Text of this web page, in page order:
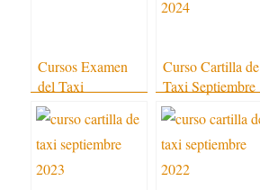
Cursos Examen
del Taxi
Curso Cartilla de
Taxi Septiembre
2024